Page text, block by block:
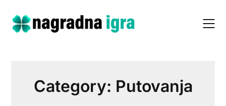
content
Category: Putovanja